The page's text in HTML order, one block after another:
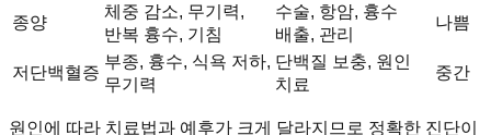
종양
체중 감소, 무기력,
반복 흉수, 기침
수술, 항암, 흉수
배출, 관리
나쁨
저단백혈증
부종, 흉수, 식욕 저하,
무기력
단백질 보충, 원인
치료
중간
원인에 따라 치료법과 예후가 크게 달라지므로 정확한 진단이